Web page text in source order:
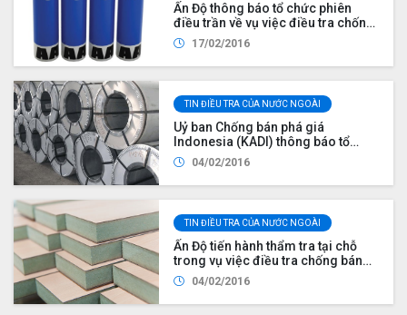
Ấn Độ thông báo tổ chức phiên
điều trần về vụ việc điều tra chống
bán phá giá với sản phẩm pin khô
AA
17/02/2016
TIN ĐIỀU TRA CỦA NƯỚC NGOÀI
Uỷ ban Chống bán phá giá
Indonesia (KADI) thông báo tổ
chức phiên điều trần liên quan vụ
việc rà soát cuối kỳ về chống bán
phá giá thép cán nguội nhập khẩu
từ Việt Nam
04/02/2016
TIN ĐIỀU TRA CỦA NƯỚC NGOÀI
Ấn Độ tiến hành thẩm tra tại chỗ
trong vụ việc điều tra chống bán
phá giá đối với sản phẩm gỗ tấm
MDF nhập khẩu từ Indonesia và
Việt Nam
04/02/2016